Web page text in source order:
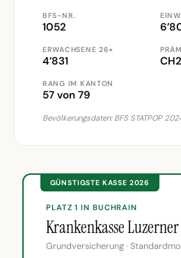
BFS-NR.
1052
ERWACHSENE 26+
4’831 CH2
RANG IM KANTON
57 von 79
Bevölkerungsdaten: BFS STATPOP
GÜNSTIGSTE KASSE 2026
PLATZ 1 IN BUCHRAIN
Krankenkasse
Grundversicherung ·